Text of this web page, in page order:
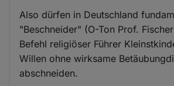
Also dürfen in Deutschland
"Beschneider" (O-Ton Prof.
Befehl religiöser Führer
Willen ohne wirksame
abschneiden.